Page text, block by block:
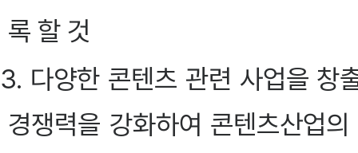
록 할 것
3. 다양한 콘텐츠 관련 사업을 창
경쟁력을 강화하여 콘텐츠산업